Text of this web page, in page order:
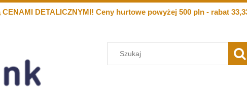
CENAMI DETALICZNYMI! Ceny hurtowe powyżej 500 pln - rabat